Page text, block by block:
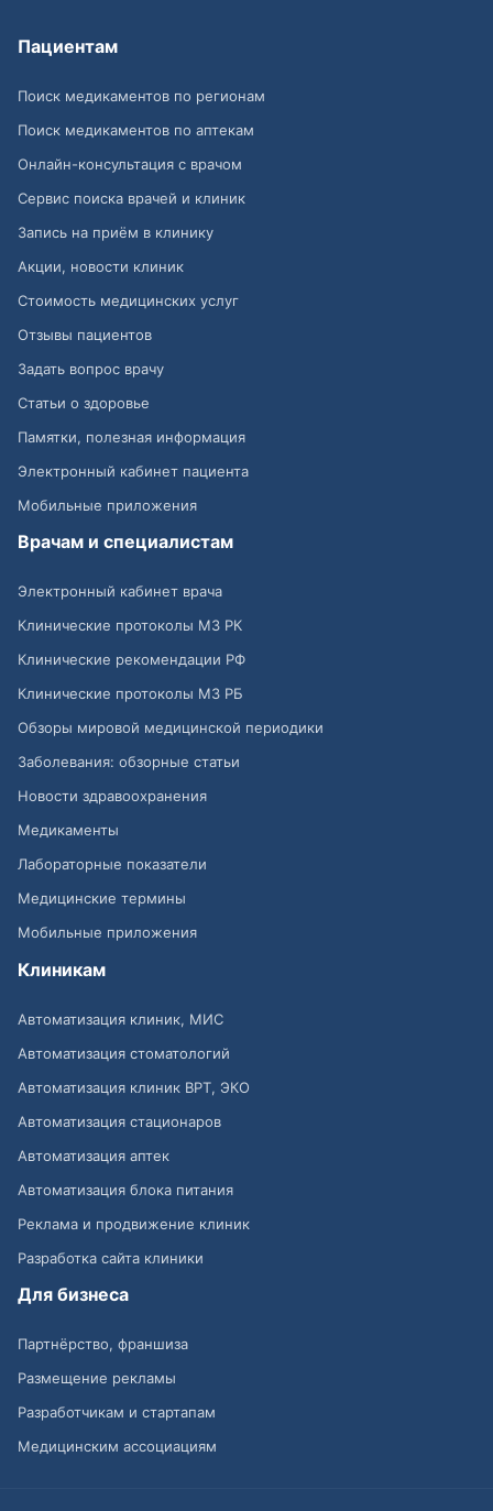
Пациентам
Поиск медикаментов по регионам
Поиск медикаментов по аптекам
Онлайн-консультация с врачом
Сервис поиска врачей и клиник
Запись на приём в клинику
Акции, новости клиник
Стоимость медицинских услуг
Отзывы пациентов
Задать вопрос врачу
Статьи о здоровье
Памятки, полезная информация
Электронный кабинет пациента
Мобильные приложения
Врачам и специалистам
Электронный кабинет врача
Клинические протоколы МЗ РК
Клинические рекомендации РФ
Клинические протоколы МЗ РБ
Обзоры мировой медицинской периодики
Заболевания: обзорные статьи
Новости здравоохранения
Медикаменты
Лабораторные показатели
Медицинские термины
Мобильные приложения
Клиникам
Автоматизация клиник, МИС
Автоматизация стоматологий
Автоматизация клиник ВРТ, ЭКО
Автоматизация стационаров
Автоматизация аптек
Автоматизация блока питания
Реклама и продвижение клиник
Разработка сайта клиники
Для бизнеса
Партнёрство, франшиза
Размещение рекламы
Разработчикам и стартапам
Медицинским ассоциациям